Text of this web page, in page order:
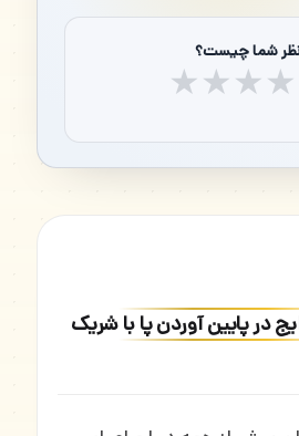
شما چیست؟
★★★★
در پایین آوردن پا با شریک